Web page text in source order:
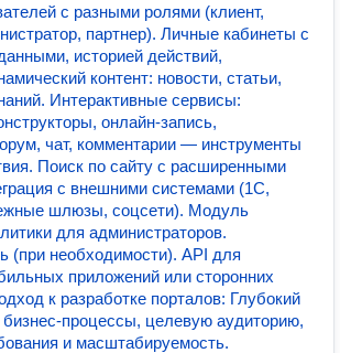
с разными ролями (клиент,
партнер). Личные кабинеты с
историей действий,
контент: новости, статьи,
Интерактивные сервисы:
онлайн-запись,
чат, комментарии — инструменты
Поиск по сайту с расширенными
с внешними системами (1С,
шлюзы, соцсети). Модуль
для администраторов.
(при необходимости). API для
приложений или сторонних
к разработке порталов: Глубокий
процессы, целевую аудиторию,
и масштабируемость.